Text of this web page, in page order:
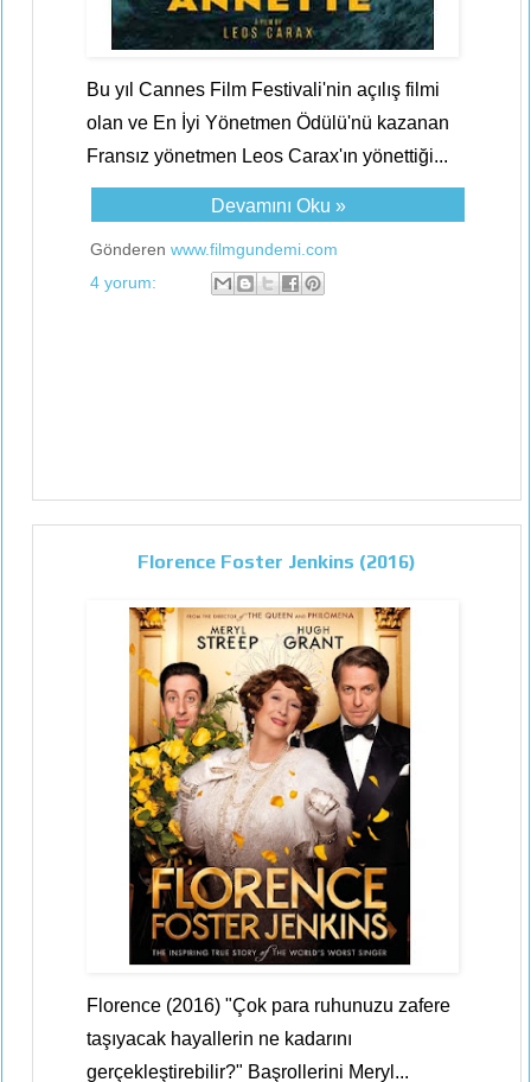
Bu yıl Cannes Film Festivali'nin açılış filmi
olan ve En İyi Yönetmen Ödülü'nü kazanan
Fransız yönetmen Leos Carax'ın yönettiği...
Devamını Oku »
Gönderen www.filmgundemi.com
4 yorum:
Florence Foster Jenkins (2016)
Florence (2016) "Çok para ruhunuzu zafere
taşıyacak hayallerin ne kadarını
gerçekleştirebilir?" Başrollerini Meryl...